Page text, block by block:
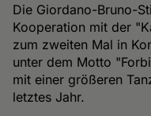
Die Giordano-Bruno-
Kooperation mit der
zum zweiten Mal in
unter dem Motto
mit einer größeren
letztes Jahr.